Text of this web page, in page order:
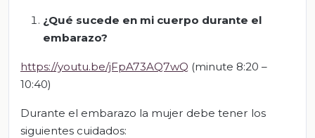
¿Qué sucede en mi cuerpo durante el
embarazo?
https://youtu.be/jFpA73AQ7wQ (minute 8:20 –
10:40)
Durante el embarazo la mujer debe tener los
siguientes cuidados: